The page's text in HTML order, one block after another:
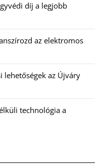
díj a legjobb
az elektromos
lehetőségek az Újváry
technológia a